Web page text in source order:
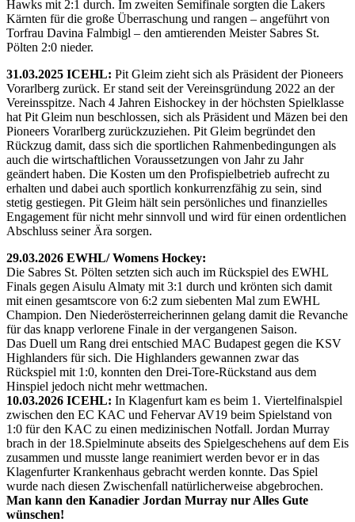
Hawks mit 2:1 durch. Im zweiten Semifinale sorgten die Lakers
Kärnten für die große Überraschung und rangen – angeführt von
Torfrau Davina Falmbigl – den amtierenden Meister Sabres St.
Pölten 2:0 nieder.
31.03.2025 ICEHL: Pit Gleim zieht sich als Präsident der Pioneers
Vorarlberg zurück. Er stand seit der Vereinsgründung 2022 an der
Vereinsspitze. Nach 4 Jahren Eishockey in der höchsten Spielklasse
hat Pit Gleim nun beschlossen, sich als Präsident und Mäzen bei den
Pioneers Vorarlberg zurückzuziehen. Pit Gleim begründet den
Rückzug damit, dass sich die sportlichen Rahmenbedingungen als
auch die wirtschaftlichen Voraussetzungen von Jahr zu Jahr
geändert haben. Die Kosten um den Profispielbetrieb aufrecht zu
erhalten und dabei auch sportlich konkurrenzfähig zu sein, sind
stetig gestiegen. Pit Gleim hält sein persönliches und finanzielles
Engagement für nicht mehr sinnvoll und wird für einen ordentlichen
Abschluss seiner Ära sorgen.
29.03.2026 EWHL/ Womens Hockey:
Die Sabres St. Pölten setzten sich auch im Rückspiel des EWHL
Finals gegen Aisulu Almaty mit 3:1 durch und krönten sich damit
mit einen gesamtscore von 6:2 zum siebenten Mal zum EWHL
Champion. Den Niederösterreicherinnen gelang damit die Revanche
für das knapp verlorene Finale in der vergangenen Saison.
Das Duell um Rang drei entschied MAC Budapest gegen die KSV
Highlanders für sich. Die Highlanders gewannen zwar das
Rückspiel mit 1:0, konnten den Drei-Tore-Rückstand aus dem
Hinspiel jedoch nicht mehr wettmachen.
10.03.2026 ICEHL: In Klagenfurt kam es beim 1. Viertelfinalspiel
zwischen den EC KAC und Fehervar AV19 beim Spielstand von
1:0 für den KAC zu einen medizinischen Notfall. Jordan Murray
brach in der 18.Spielminute abseits des Spielgeschehens auf dem Eis
zusammen und musste lange reanimiert werden bevor er in das
Klagenfurter Krankenhaus gebracht werden konnte. Das Spiel
wurde nach diesen Zwischenfall natürlicherweise abgebrochen.
Man kann den Kanadier Jordan Murray nur Alles Gute
wünschen!